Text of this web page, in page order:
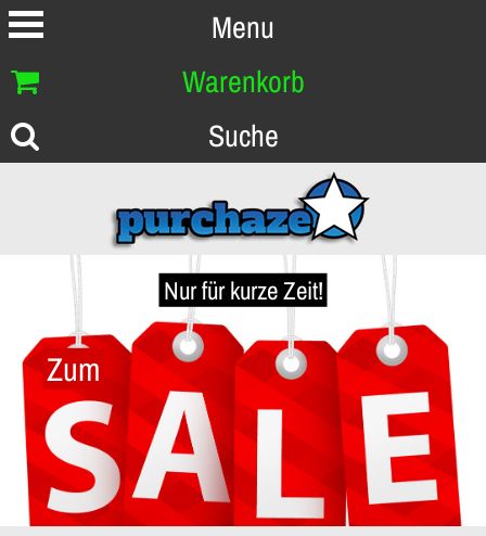
Menu
Warenkorb
Suche
Nur für kurze Zeit!
Zum